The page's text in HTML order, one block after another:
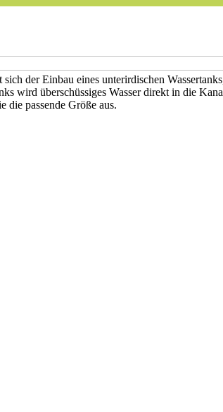
der Einbau eines unterirdischen
wird überschüssiges Wasser direkt in die
die passende Größe aus.